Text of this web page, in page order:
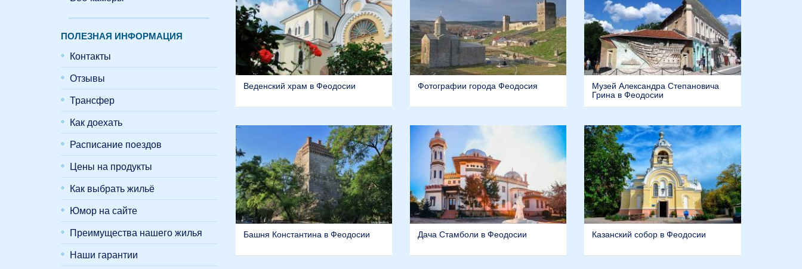
ПОЛЕЗНАЯ ИНФОРМАЦИЯ
Контакты
Отзывы
Трансфер
Как доехать
Расписание поездов
Цены на продукты
Как выбрать жильё
Юмор на сайте
Преимущества нашего жилья
Наши гарантии
Веденский храм в Феодосии Фотографии города Феодосия Музей Александра Степановича
Грина в Феодосии
Башня Константина в Феодосии Дача Стамболи в Феодосии Казанский собор в Феодосии